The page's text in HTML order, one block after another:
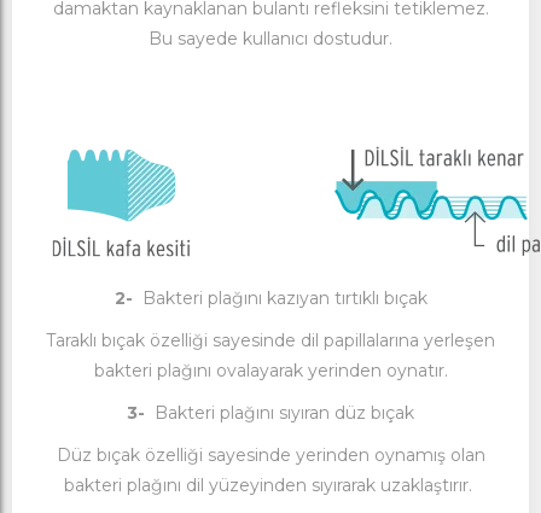
damaktan kaynaklanan bulantı refleksini tetiklemez.
Bu sayede kullanıcı dostudur.
2-
Bakteri plağını kazıyan tırtıklı bıçak
Taraklı bıçak özelliği sayesinde dil papillalarına yerleşen
bakteri plağını ovalayarak yerinden oynatır.
3-
Bakteri plağını sıyıran düz bıçak
Düz bıçak özelliği sayesinde yerinden oynamış olan
bakteri plağını dil yüzeyinden sıyırarak uzaklaştırır.